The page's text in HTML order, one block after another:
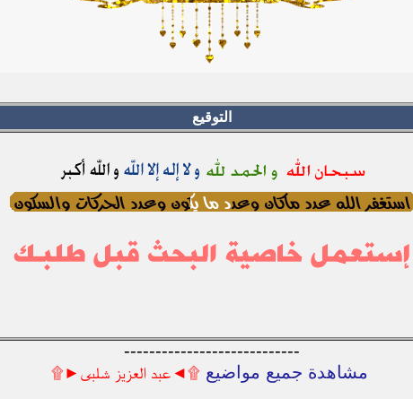
التوقيع
----------------------------
مشاهدة جميع مواضيع ۩◄عبد العزيز شلبى►۩